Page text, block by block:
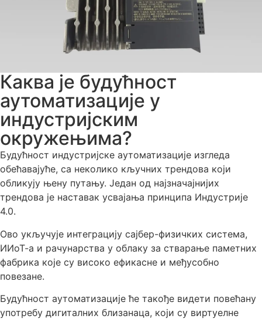
Каква је будућност
аутоматизације у
индустријским
окружењима?
Будућност индустријске аутоматизације изгледа
обећавајуће, са неколико кључних трендова који
обликују њену путању. Један од најзначајнијих
трендова је наставак усвајања принципа Индустрије
4.0.
Ово укључује интеграцију сајбер-физичких система,
ИИоТ-а и рачунарства у облаку за стварање паметних
фабрика које су високо ефикасне и међусобно
повезане.
Будућност аутоматизације ће такође видети повећану
употребу дигиталних близанаца, који су виртуелне